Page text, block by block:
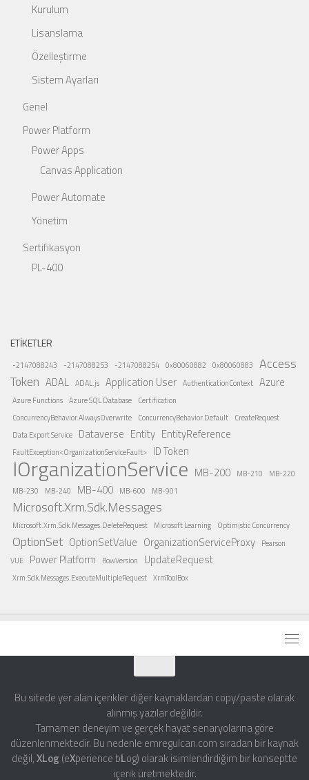
Kurulum
Lisanslama
Özelleştirme
Sistem Ayarları
Genel
Power Platform
Power Apps
Canvas Application
Power Automate
Yönetim
Sertifikasyon
PL-400
ETIKETLER
-2147088243 -2147088253 -2147088254 0x80060882 0x80060883
Access
Token ADAL ADAL.js Application User AuthenticationContext Azure
Azure Functions Azure SQL Database
Certification
ConcurrencyBehavior.AlwaysOverwrite
ConcurrencyBehavior.Default
CreateRequest
Data Export Service
Dataverse Entity EntityReference
FaultException<OrganizationServiceFault> ID Token
IOrganizationService MB-200 MB-210
MB-220
MB-230
MB-240 MB-400 MB-600 MB-901
Microsoft.Xrm.Sdk.Messages
Microsoft.Xrm.Sdk.Messages.DeleteRequest Microsoft Learning Optimistic Concurrency
OptionSet OptionSetValue OrganizationServiceProxy
Pearson
VUE
Power Platform RowVersion UpdateRequest
Xrm.Sdk.Messages.ExecuteMultipleRequest XrmToolBox
Bu sitede yer alan içerikler diğer kaynaklardan copy/paste olarak
alınmış yazılar değildir.
Tamamen deneyim ve gerçek hayat senaryolarına göre
düzenlenmektedir. Bu nedenle emregulcan.com sıradan bir kaynak
değil,XLog (eXperience bLog) olarak isimlendirdiğim bir konseptte
içerik üretmektedir.